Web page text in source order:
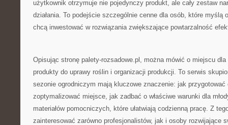
użytkownik otrzymuje nie pojedynczy produkt, ale cały zestaw
działania. To podejście szczególnie cenne dla osób, które myślą
chcą inwestować w rozwiązania zwiększające powtarzalność
Opisując stronę palety-rozsadowe.pl, można mówić o miejscu
produkty do uprawy roślin i organizacji produkcji. To serwis
sezonie ogrodniczym mają kluczowe znaczenie: jak przygotować
zoptymalizować miejsce, jak zadbać o właściwe warunki dla
materiałów pomocniczych, które ułatwiają codzienną pracę. Z
zainteresować zarówno profesjonalistów, jak i osoby rozwijające